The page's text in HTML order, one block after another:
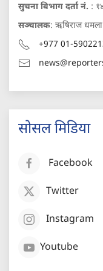
सुचना बिभाग दर्ता नं. :
सञ्चालक: ऋषिराज धमला
+977 01-
सोसल मिडिया
Facebook
Twitter
Instagram
Youtube